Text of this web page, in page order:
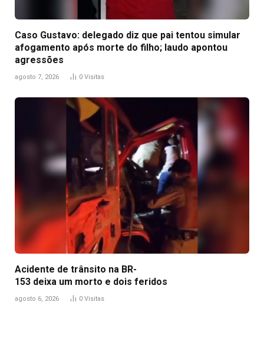
Caso Gustavo: delegado diz que pai tentou simular
afogamento após morte do filho; laudo apontou
agressões
agosto 7, 2026 0 Visitas
Acidente de trânsito na BR-
153 deixa um morto e dois feridos
agosto 6, 2026 0 Visitas